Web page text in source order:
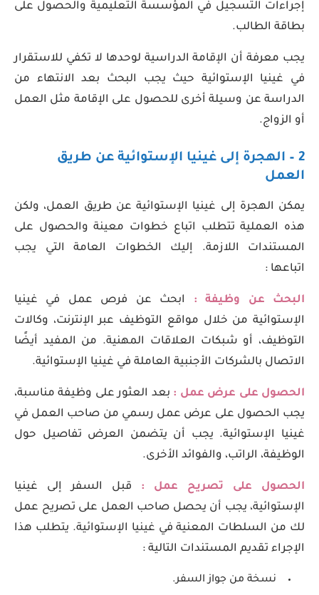
إجراءات التسجيل في المؤسسة التعليمية والحصول على
بطاقة الطالب.
يجب معرفة أن الإقامة الدراسية لوحدها لا تكفي للاستقرار
في غينيا الإستوائية حيث يجب البحث بعد الانتهاء من
الدراسة عن وسيلة أخرى للحصول على الإقامة مثل العمل
أو الزواج.
2 – الهجرة إلى غينيا الإستوائية عن طريق
العمل
يمكن الهجرة إلى غينيا الإستوائية عن طريق العمل، ولكن
هذه العملية تتطلب اتباع خطوات معينة والحصول على
المستندات اللازمة. إليك الخطوات العامة التي يجب
اتباعها :
البحث عن وظيفة : ابحث عن فرص عمل في غينيا
الإستوائية من خلال مواقع التوظيف عبر الإنترنت، وكالات
التوظيف، أو شبكات العلاقات المهنية. من المفيد أيضًا
الاتصال بالشركات الأجنبية العاملة في غينيا الإستوائية.
الحصول على عرض عمل : بعد العثور على وظيفة مناسبة،
يجب الحصول على عرض عمل رسمي من صاحب العمل في
غينيا الإستوائية. يجب أن يتضمن العرض تفاصيل حول
الوظيفة، الراتب، والفوائد الأخرى.
الحصول على تصريح عمل : قبل السفر إلى غينيا
الإستوائية، يجب أن يحصل صاحب العمل على تصريح عمل
لك من السلطات المعنية في غينيا الإستوائية. يتطلب هذا
الإجراء تقديم المستندات التالية :
نسخة من جواز السفر.